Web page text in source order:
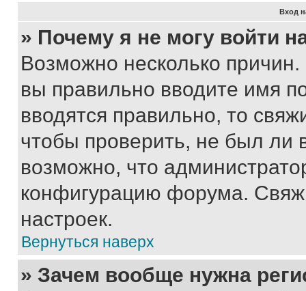
Вход
» Почему я не могу войти
Возможно несколько
вы правильно вводите имя
вводятся правильно, то
чтобы проверить, не был ли
возможно, что
конфигурацию форума.
настроек.
Вернуться наверх
» Зачем вообще нужна